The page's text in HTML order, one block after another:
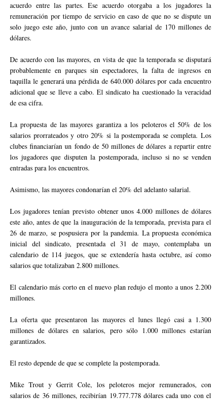
acuerdo entre las partes. Ese acuerdo otorgaba a los jugadores la
remuneración por tiempo de servicio en caso de que no se dispute un
solo juego este año, junto con un avance salarial de 170 millones de
dólares.
De acuerdo con las mayores, en vista de que la temporada se disputará
probablemente en parques sin espectadores, la falta de ingresos en
taquilla le generará una pérdida de 640.000 dólares por cada encuentro
adicional que se lleve a cabo. El sindicato ha cuestionado la veracidad
de esa cifra.
La propuesta de las mayores garantiza a los peloteros el 50% de los
salarios prorrateados y otro 20% si la postemporada se completa. Los
clubes financiarían un fondo de 50 millones de dólares a repartir entre
los jugadores que disputen la postemporada, incluso si no se venden
entradas para los encuentros.
Asimismo, las mayores condonarían el 20% del adelanto salarial.
Los jugadores tenían previsto obtener unos 4.000 millones de dólares
este año, antes de que la inauguración de la temporada, prevista para el
26 de marzo, se pospusiera por la pandemia. La propuesta económica
inicial del sindicato, presentada el 31 de mayo, contemplaba un
calendario de 114 juegos, que se extendería hasta octubre, así como
salarios que totalizaban 2.800 millones.
El calendario más corto en el nuevo plan redujo el monto a unos 2.200
millones.
La oferta que presentaron las mayores el lunes llegó casi a 1.300
millones de dólares en salarios, pero sólo 1.000 millones estarían
garantizados.
El resto depende de que se complete la postemporada.
Mike Trout y Gerrit Cole, los peloteros mejor remunerados, con
salarios de 36 millones, recibirían 19.777.778 dólares cada uno con el